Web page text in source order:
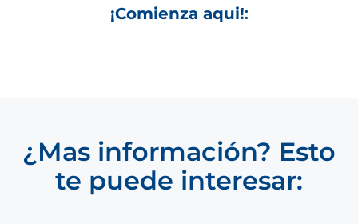
¡Comienza aqui!:
¿Mas información? Esto
te puede interesar: